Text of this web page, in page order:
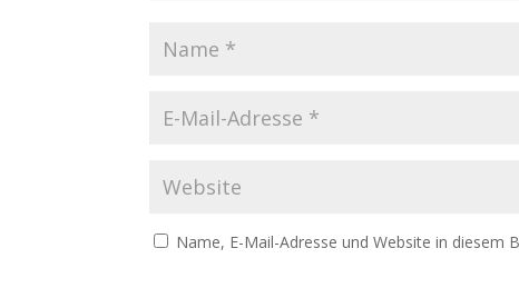
Name, E-Mail-Adresse und Website in